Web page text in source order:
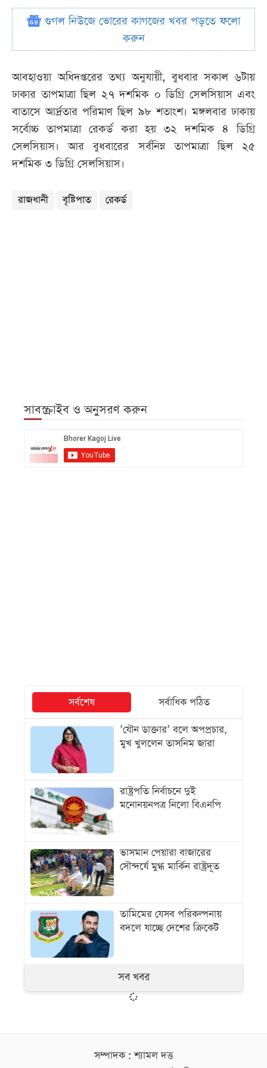
গুগল নিউজে ভোরের কাগজের খবর পড়তে ফলো
করুন
আবহাওয়া অধিদপ্তরের তথ্য অনুযায়ী, বুধবার সকাল ৬টায়
ঢাকার তাপমাত্রা ছিল ২৭ দশমিক ০ ডিগ্রি সেলসিয়াস এবং
বাতাসে আর্দ্রতার পরিমাণ ছিল ৯৮ শতাংশ। মঙ্গলবার ঢাকায়
সর্বোচ্চ তাপমাত্রা রেকর্ড করা হয় ৩২ দশমিক ৪ ডিগ্রি
সেলসিয়াস। আর বুধবারের সর্বনিম্ন তাপমাত্রা ছিল ২৫
দশমিক ৩ ডিগ্রি সেলসিয়াস।
রাজধানী বৃষ্টিপাত রেকর্ড
সাবস্ক্রাইব ও অনুসরণ করুন
সর্বশেষ
সর্বাধিক পঠিত
‘যৌন ডাক্তার’ বলে অপপ্রচার,
মুখ খুললেন তাসনিম জারা
রাষ্ট্রপতি নির্বাচনে দুই
মনোনয়নপত্র নিলো বিএনপি
ভাসমান পেয়ারা বাজারের
সৌন্দর্যে মুগ্ধ মার্কিন রাষ্ট্রদূত
তামিমের যেসব পরিকল্পনায়
বদলে যাচ্ছে দেশের ক্রিকেট
সব খবর
সম্পাদক : শ্যামল দত্ত